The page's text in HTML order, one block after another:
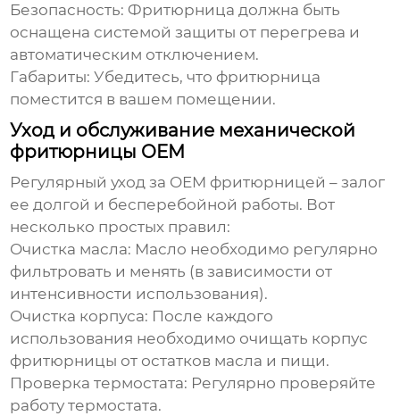
Безопасность: Фритюрница должна быть
оснащена системой защиты от перегрева и
автоматическим отключением.
Габариты: Убедитесь, что фритюрница
поместится в вашем помещении.
Уход и обслуживание механической
фритюрницы OEM
Регулярный уход за OEM фритюрницей – залог
ее долгой и бесперебойной работы. Вот
несколько простых правил:
Очистка масла: Масло необходимо регулярно
фильтровать и менять (в зависимости от
интенсивности использования).
Очистка корпуса: После каждого
использования необходимо очищать корпус
фритюрницы от остатков масла и пищи.
Проверка термостата: Регулярно проверяйте
работу термостата.